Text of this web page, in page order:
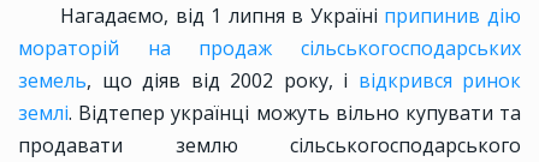
Нагадаємо, від 1 липня в Україні припинив дію
мораторій на продаж сільськогосподарських
земель, що діяв від 2002 року, і відкрився ринок
землі. Відтепер українці можуть вільно купувати та
продавати землю сільськогосподарського